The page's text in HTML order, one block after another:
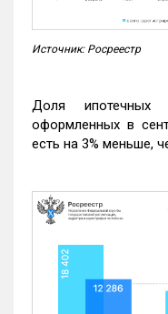
Источник: Росреестр
Доля
оформленных в
есть на 3% меньше,